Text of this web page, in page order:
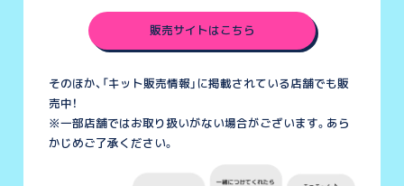
販売サイトはこちら
そのほか、「キット販売情報」に掲載されている店舗でも販
売中！
※一部店舗ではお取り扱いがない場合がございます。あら
かじめご了承ください。